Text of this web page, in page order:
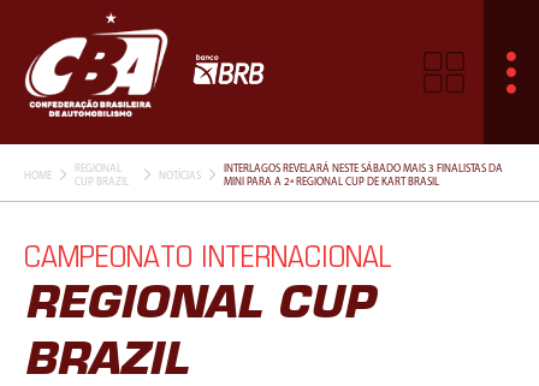
HOME
REGIONAL
CUP BRAZIL
NOTÍCIAS
INTERLAGOS REVELARÁ NESTE SÁBADO MAIS 3 FINALISTAS DA
MINI PARA A 2ª REGIONAL CUP DE KART BRASIL
CAMPEONATO INTERNACIONAL
REGIONAL CUP
BRAZIL